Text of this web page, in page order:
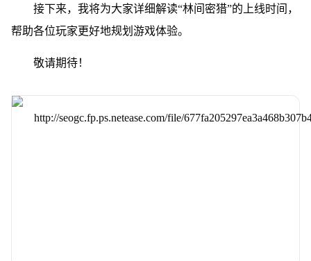
接下来，我将为大家详细解读“林间密猎”的上线时间，
帮助各位玩家更好地规划游戏体验。
敬请期待！